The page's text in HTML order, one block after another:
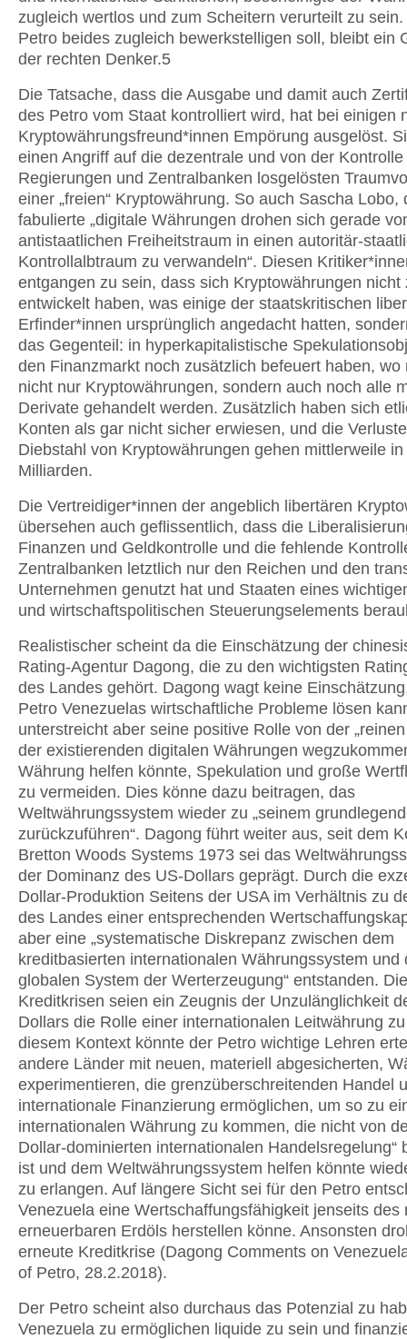
zugleich wertlos und zum Scheitern verurteilt zu
Petro beides zugleich bewerkstelligen soll, bleibt ein
der rechten Denker.5
Die Tatsache, dass die Ausgabe und damit auch
des Petro vom Staat kontrolliert wird, hat bei einigen
Kryptowährungsfreund*innen Empörung ausgelöst.
einen Angriff auf die dezentrale und von der Kontrolle
Regierungen und Zentralbanken losgelösten
einer „freien“ Kryptowährung. So auch Sascha Lobo,
fabulierte „digitale Währungen drohen sich gerade
antistaatlichen Freiheitstraum in einen autoritär-
Kontrollalbtraum zu verwandeln“. Diesen
entgangen zu sein, dass sich Kryptowährungen nicht
entwickelt haben, was einige der staatskritischen
Erfinder*innen ursprünglich angedacht hatten,
das Gegenteil: in hyperkapitalistische
den Finanzmarkt noch zusätzlich befeuert haben, wo
nicht nur Kryptowährungen, sondern auch noch alle
Derivate gehandelt werden. Zusätzlich haben sich
Konten als gar nicht sicher erwiesen, und die
Diebstahl von Kryptowährungen gehen mittlerweile in
Milliarden.
Die Vertreidiger*innen der angeblich libertären
übersehen auch geflissentlich, dass die
Finanzen und Geldkontrolle und die fehlende
Zentralbanken letztlich nur den Reichen und den
Unternehmen genutzt hat und Staaten eines
und wirtschaftspolitischen Steuerungselements
Realistischer scheint da die Einschätzung der
Rating-Agentur Dagong, die zu den wichtigsten
des Landes gehört. Dagong wagt keine
Petro Venezuelas wirtschaftliche Probleme lösen
unterstreicht aber seine positive Rolle von der
der existierenden digitalen Währungen
Währung helfen könnte, Spekulation und große
zu vermeiden. Dies könne dazu beitragen, das
Weltwährungssystem wieder zu „seinem
zurückzuführen“. Dagong führt weiter aus, seit dem
Bretton Woods Systems 1973 sei das
der Dominanz des US-Dollars geprägt. Durch die
Dollar-Produktion Seitens der USA im Verhältnis zu
des Landes einer entsprechenden
aber eine „systematische Diskrepanz zwischen dem
kreditbasierten internationalen Währungssystem und
globalen System der Werterzeugung“ entstanden.
Kreditkrisen seien ein Zeugnis der Unzulänglichkeit
Dollars die Rolle einer internationalen Leitwährung
diesem Kontext könnte der Petro wichtige Lehren
andere Länder mit neuen, materiell abgesicherten,
experimentieren, die grenzüberschreitenden Handel
internationale Finanzierung ermöglichen, um so zu
internationalen Währung zu kommen, die nicht von
Dollar-dominierten internationalen Handelsregelung“
ist und dem Weltwährungssystem helfen könnte
zu erlangen. Auf längere Sicht sei für den Petro
Venezuela eine Wertschaffungsfähigkeit jenseits des
erneuerbaren Erdöls herstellen könne. Ansonsten
erneute Kreditkrise (Dagong Comments on
of Petro, 28.2.2018).
Der Petro scheint also durchaus das Potenzial zu
Venezuela zu ermöglichen liquide zu sein und